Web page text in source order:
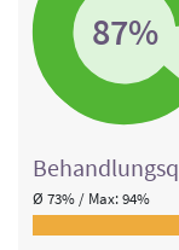
87%
Ø 73% / Max: 94%